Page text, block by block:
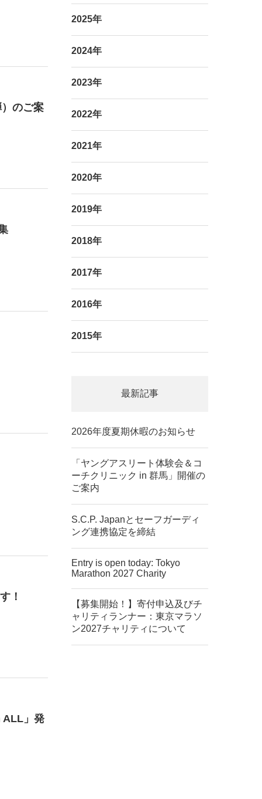
のご案
！
ALL」発
2025年
2024年
2023年
2022年
2021年
2020年
2019年
2018年
2017年
2016年
2015年
最新記事
2026年度夏期休暇のお知らせ
「ヤングアスリート体験会＆コ
ーチクリニック in 群馬」開催の
ご案内
S.C.P. Japanとセーフガーディ
ング連携協定を締結
Entry is open today: Tokyo
Marathon 2027 Charity
【募集開始！】寄付申込及びチ
ャリティランナー：東京マラソ
ン2027チャリティについて